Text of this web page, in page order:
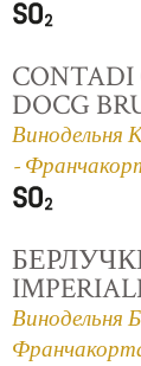
DOCG
Винодельня
-
Винодельня